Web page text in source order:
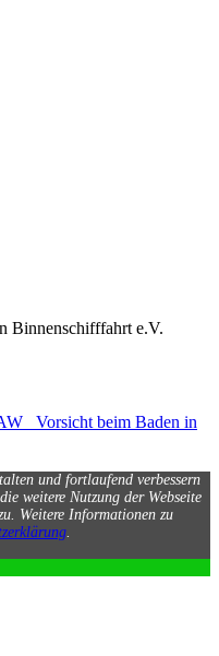
Binnenschifffahrt e.V.
Vorsicht beim Baden in
und fortlaufend verbessern
weitere Nutzung der Webseite
Weitere Informationen zu
.